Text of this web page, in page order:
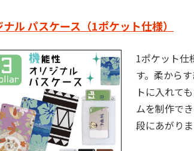
ル パスケース（1ポケット仕様）
1ポケット仕
す。柔から
トに入れて
ムを制作で
段にあがり